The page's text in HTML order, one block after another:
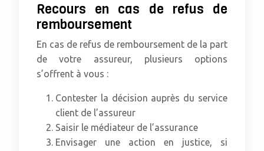
Recours en cas de refus de
remboursement
En cas de refus de remboursement de la part
de votre assureur, plusieurs options
s’offrent à vous :
Contester la décision auprès du service
client de l’assureur
Saisir le médiateur de l’assurance
Envisager une action en justice, si